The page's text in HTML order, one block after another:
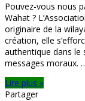
Pouvez-vous nous
Wahat ?
originaire de la
création, elle
authentique dans le
messages moraux.
Lire plus »
Partager